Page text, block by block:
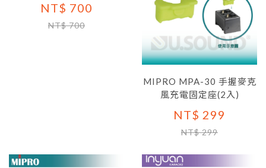
NT$ 700
NT$ 700
MIPRO MPA-30 手握麥克
風充電固定座(2入)
NT$ 299
NT$ 299